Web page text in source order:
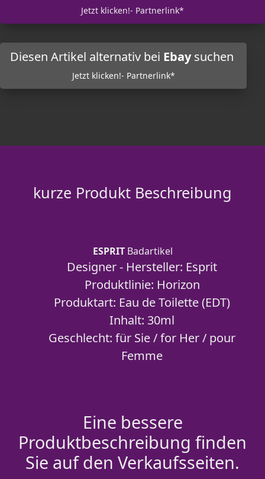
Jetzt klicken!- Partnerlink*
Diesen Artikel alternativ bei Ebaysuchen
Jetzt klicken!- Partnerlink*
kurze Produkt Beschreibung
ESPRITBadartikel
Designer - Hersteller: Esprit
Produktlinie: Horizon
Produktart: Eau de Toilette (EDT)
Inhalt: 30ml
Geschlecht: für Sie / for Her / pour
Femme
Eine bessere
Produktbeschreibung finden
Sie auf den Verkaufsseiten.